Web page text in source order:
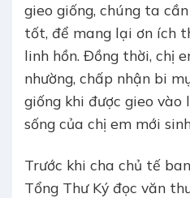
gieo giống, chúng ta
tốt, để mang lại ơn ích
linh hồn. Đồng thời, chị
nhường, chấp nhận bi
giống khi được gieo
sống của chị em mới
Trước khi cha chủ tế
Tổng Thư Ký đọc văn